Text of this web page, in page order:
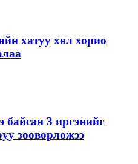
хатуу хөл хорио
байсан 3 иргэнийг
зөөвөрлөжээ